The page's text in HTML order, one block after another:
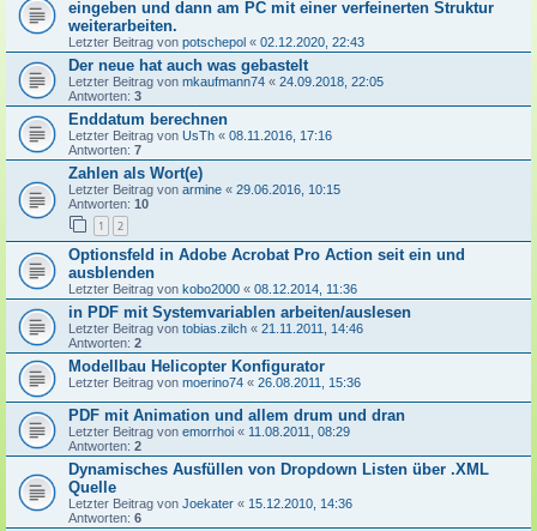
eingeben und dann am PC mit einer verfeinerten Struktur
weiterarbeiten.
Letzter Beitrag von potschepol « 02.12.2020, 22:43
Der neue hat auch was gebastelt
Letzter Beitrag von mkaufmann74 « 24.09.2018, 22:05
Antworten: 3
Enddatum berechnen
Letzter Beitrag von UsTh « 08.11.2016, 17:16
Antworten: 7
Zahlen als Wort(e)
Letzter Beitrag von armine « 29.06.2016, 10:15
Antworten: 10
1 2
Optionsfeld in Adobe Acrobat Pro Action seit ein und
ausblenden
Letzter Beitrag von kobo2000 « 08.12.2014, 11:36
in PDF mit Systemvariablen arbeiten/auslesen
Letzter Beitrag von tobias.zilch « 21.11.2011, 14:46
Antworten: 2
Modellbau Helicopter Konfigurator
Letzter Beitrag von moerino74 « 26.08.2011, 15:36
PDF mit Animation und allem drum und dran
Letzter Beitrag von emorrhoi « 11.08.2011, 08:29
Antworten: 2
Dynamisches Ausfüllen von Dropdown Listen über .XML
Quelle
Letzter Beitrag von Joekater « 15.12.2010, 14:36
Antworten: 6